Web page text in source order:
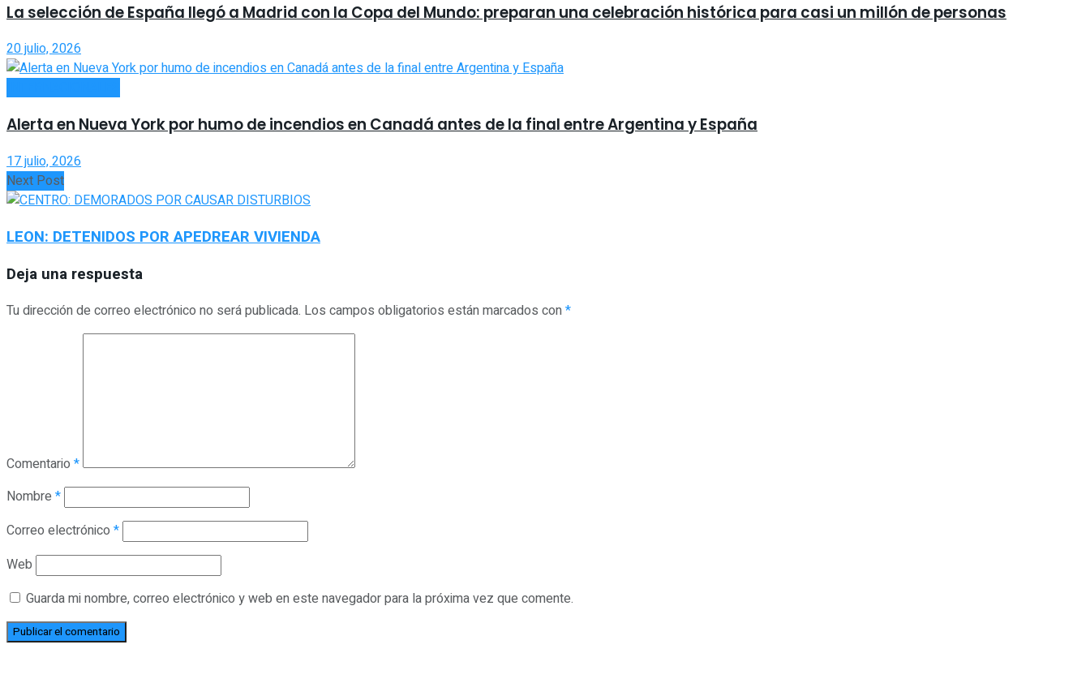
La selección de España llegó a Madrid con la Copa del Mundo: preparan una celebración histórica para casi un millón de personas
20 julio, 2026
Alerta en Nueva York por humo de incendios en Canadá antes de la final entre Argentina y España
17 julio, 2026
Next Post
LEON: DETENIDOS POR APEDREAR VIVIENDA
Deja una respuesta
Tu dirección de correo electrónico no será publicada. Los campos obligatorios están marcados con*
Comentario *
Nombre *
Correo electrónico *
Web
Guarda mi nombre, correo electrónico y web en este navegador para la próxima vez que comente.